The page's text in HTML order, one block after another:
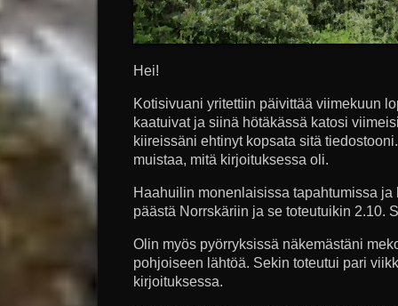
Hei!
Kotisivuani yritettiin päivittää viimekuun
kaatuivat ja siinä hötäkässä katosi
kiireissäni ehtinyt kopsata sitä
muistaa, mitä kirjoituksessa oli.
Haahuilin monenlaisissa tapahtumissa
päästä Norrskäriin ja se toteutuikin 2.10.
Olin myös pyörryksissä näkemästäni
pohjoiseen lähtöä. Sekin toteutui pari
kirjoituksessa.